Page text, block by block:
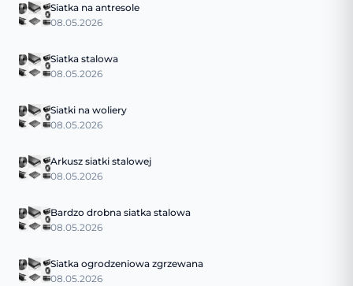
Siatka na antresole
08.05.2026
Siatka stalowa
08.05.2026
Siatki na woliery
08.05.2026
Arkusz siatki stalowej
08.05.2026
Bardzo drobna siatka stalowa
08.05.2026
Siatka ogrodzeniowa zgrzewana
08.05.2026